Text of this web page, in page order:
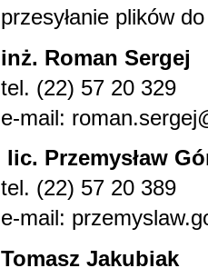
przesyłanie plików
inż. Roman Sergej
tel. (22) 57 20 329
e-mail:
lic. Przemysław
tel. (22) 57 20 389
e-mail:
Tomasz Jakubiak